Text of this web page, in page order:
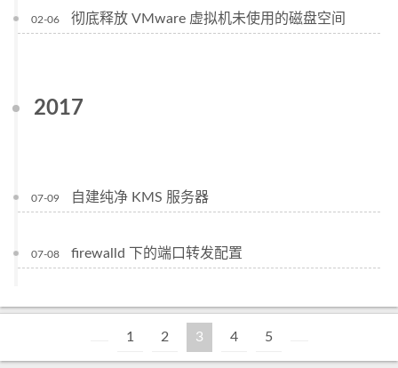
02-06 彻底释放 VMware 虚拟机未使用的磁盘空间
2017
07-09 自建纯净 KMS 服务器
07-08 firewalld 下的端口转发配置
1 2 3 4 5